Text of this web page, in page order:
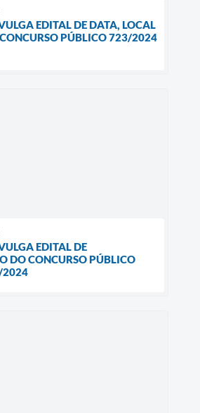
EDITAL DE DATA, LOCAL
PÚBLICO 723/2024
EDITAL DE
DO CONCURSO PÚBLICO
2024